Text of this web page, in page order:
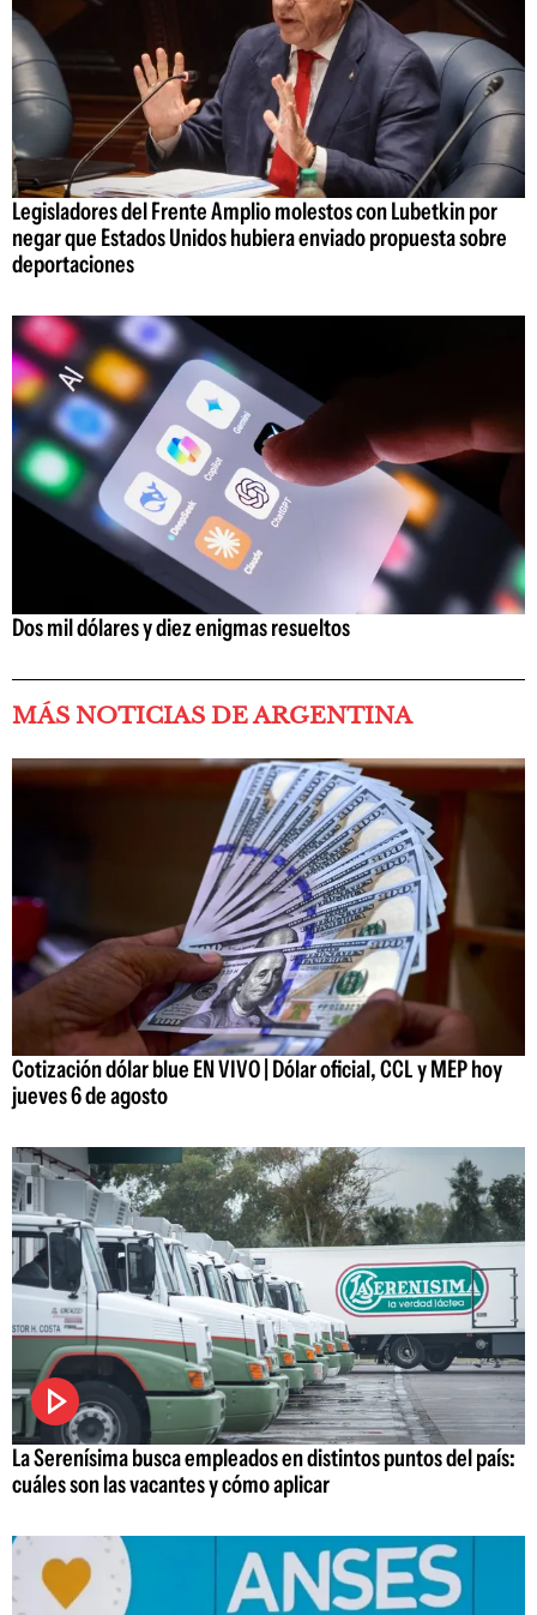
Legisladores del Frente Amplio molestos con Lubetkin por
negar que Estados Unidos hubiera enviado propuesta sobre
deportaciones
Dos mil dólares y diez enigmas resueltos
MÁS NOTICIAS DE ARGENTINA
Cotización dólar blue EN VIVO | Dólar oficial, CCL y MEP hoy
jueves 6 de agosto
La Serenísima busca empleados en distintos puntos del país:
cuáles son las vacantes y cómo aplicar